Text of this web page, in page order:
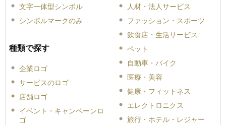
文字一体型シンボル
シンボルマークのみ
種類で探す
企業ロゴ
サービスのロゴ
店舗ロゴ
イベント・キャンペーンロ
ゴ
人材・法人サービス
ファッション・スポーツ
飲食店・生活サービス
ペット
自動車・バイク
医療・美容
健康・フィットネス
エレクトロニクス
旅行・ホテル・レジャー